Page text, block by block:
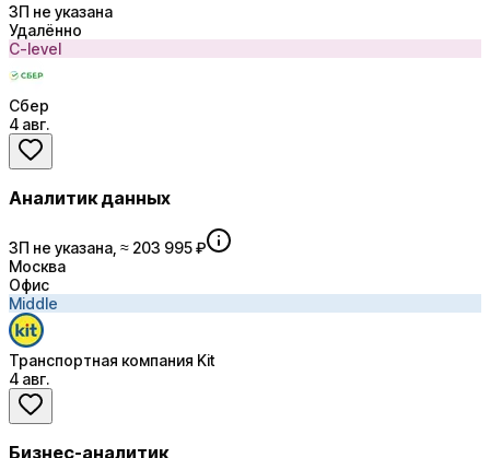
ЗП не указана
Удалённо
C-level
Сбер
4 авг.
Аналитик данных
ЗП не указана, ≈ 203 995 ₽
Москва
Офис
Middle
Транспортная компания Kit
4 авг.
Бизнес-аналитик